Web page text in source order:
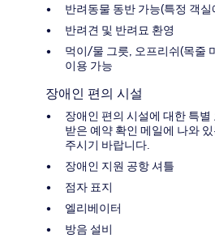
반려동물 동반 가능(특정 객실
반려견 및 반려묘 환영
먹이/물 그릇, 오프리쉬(목줄
이용 가능
장애인 편의 시설
장애인 편의 시설에 대한 특
받은 예약 확인 메일에 나와
주시기 바랍니다.
장애인 지원 공항 셔틀
점자 표지
엘리베이터
방음 설비